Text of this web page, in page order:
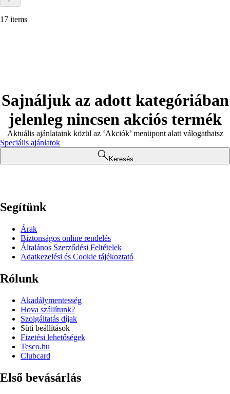
17 items
Sajnáljuk az adott kategóriában
jelenleg nincsen akciós termék
Aktuális ajánlataink közül az ‘Akciók’ menüpont alatt válogathatsz
Speciális ajánlatok
Keresés
Segítünk
Árak
Biztonságos online rendelés
Általános Szerződési Feltételek
Adatkezelési és Cookie tájékoztató
Rólunk
Akadálymentesség
Hova szállítunk?
Szolgáltatás díjak
Süti beállítások
Fizetési lehetőségek
Tesco.hu
Clubcard
Első bevásárlás